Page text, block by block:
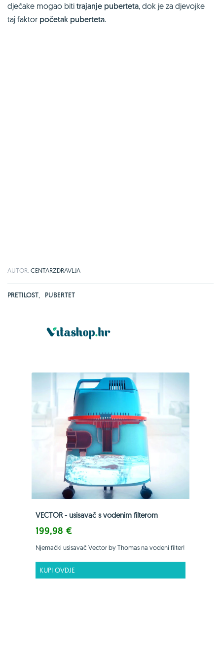
dječake mogao biti trajanje puberteta, dok je za djevojke
taj faktor početak puberteta.
AUTOR: CENTARZDRAVLJA
PRETILOST, PUBERTET
VECTOR - usisavač s vodenim filterom
199,98 €
Njemački usisavač Vector by Thomas na vodeni filter!
KUPI OVDJE